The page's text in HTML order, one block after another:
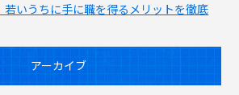
若いうちに手に職を得るメリットを徹底
アーカイブ